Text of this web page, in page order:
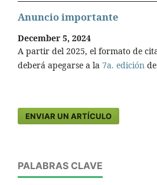
Anuncio importante
December 5, 2024
A partir del 2025, el formato de
deberá apegarse a la 7a. edición
ENVIAR UN ARTÍCULO
PALABRAS CLAVE